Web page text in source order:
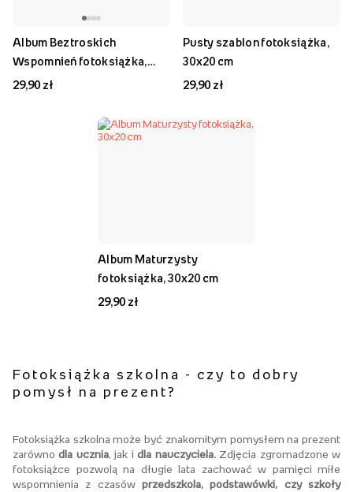
Album Beztroskich
Wspomnień fotoksiążka,
30x20 cm
29,90 zł
Pusty szablon fotoksiążka,
30x20 cm
29,90 zł
Album Maturzysty
fotoksiążka, 30x20 cm
29,90 zł
Fotoksiążka szkolna - czy to dobry
pomysł na prezent?
Fotoksiążka szkolna może być znakomitym pomysłem na prezent
zarównodla ucznia, jak idla nauczyciela. Zdjęcia zgromadzone w
fotoksiążce pozwolą na długie lata zachować w pamięci miłe
wspomnienia z czasów przedszkola, podstawówki, czy szkoły